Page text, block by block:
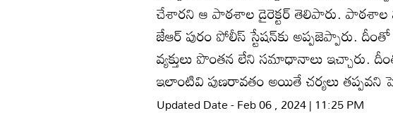
చేశారని ఆ పాఠశాల డైరెక్టర్‌ తెలిపారు. పాఠశాల
జేఆర్‌ పురం పోలీస్‌ స్టేషన్‌కు అప్పజెప్పారు.
వ్యక్తులు పొంతన లేని సమాధానాలు ఇచ్చారు.
ఇలాంటివి పుణరావతం అయితే చర్యలు తప్పవని
Updated Date - Feb 06 , 2024 | 11:25 PM